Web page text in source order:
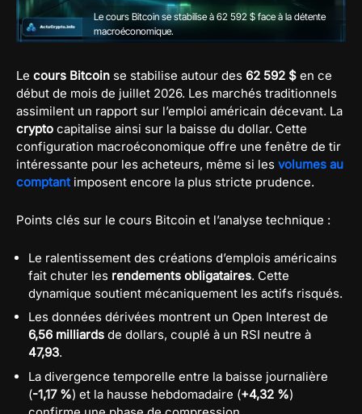
Le cours Bitcoin se stabilise à 62 592 $ face à la détente
macroéconomique.
Le cours Bitcoin se stabilise autour des 62 592 $ en ce
début de mois de juillet 2026. Les marchés traditionnels
assimilent un rapport sur l’emploi américain décevant. La
crypto capitalise ainsi sur la baisse du dollar. Cette
configuration macroéconomique offre une fenêtre de tir
intéressante pour les acheteurs, même si les volumes au
comptantimposent encore la plus stricte prudence.
Points clés sur le cours Bitcoin et l’analyse technique :
Le ralentissement des créations d’emplois américains
fait chuter les rendements obligataires. Cette
dynamique soutient mécaniquement les actifs risqués.
Les données dérivées montrent un Open Interest de
6,56 milliards de dollars, couplé à un RSI neutre à
47,93.
La divergence temporelle entre la baisse journalière
(-1,17 %) et la hausse hebdomadaire (+4,32 %)